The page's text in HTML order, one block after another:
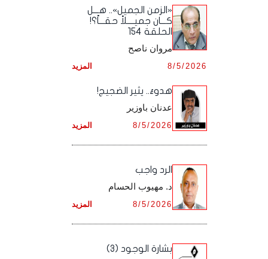
أرشيف شهر نـوفـمـبـر ,
أرشيف شهر ديـسـمـبـر ,
أرشيف شهر أكـتـوبـر ,
أرشيف شهر نـوفـمـبـر ,
أرشيف شهر ديـسـمـبـر ,
أرشيف شهر سـبـتـمـبـر ,
أرشيف شهر أكـتـوبـر ,
أرشيف شهر نـوفـمـبـر ,
أرشيف شهر ديـسـمـبـر ,
«الزمن الجميل».. هـــل
كـــان جميــــلاً حقـــاً؟!
الحلقة 154
مروان ناصح
المزيد 8/5/2026
هدوءٌ.. يثير الضجيج!
عدنان باوزير
المزيد 8/5/2026
الرد واجب
د. مهيوب الحسام
المزيد 8/5/2026
بشارة الوجود (3)